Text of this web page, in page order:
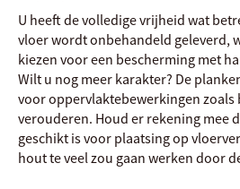
U heeft de volledige vrijheid wat
vloer wordt onbehandeld geleverd,
kiezen voor een bescherming met
Wilt u nog meer karakter? De
voor oppervlaktebewerkingen
verouderen. Houd er rekening mee
geschikt is voor plaatsing op
hout te veel zou gaan werken door